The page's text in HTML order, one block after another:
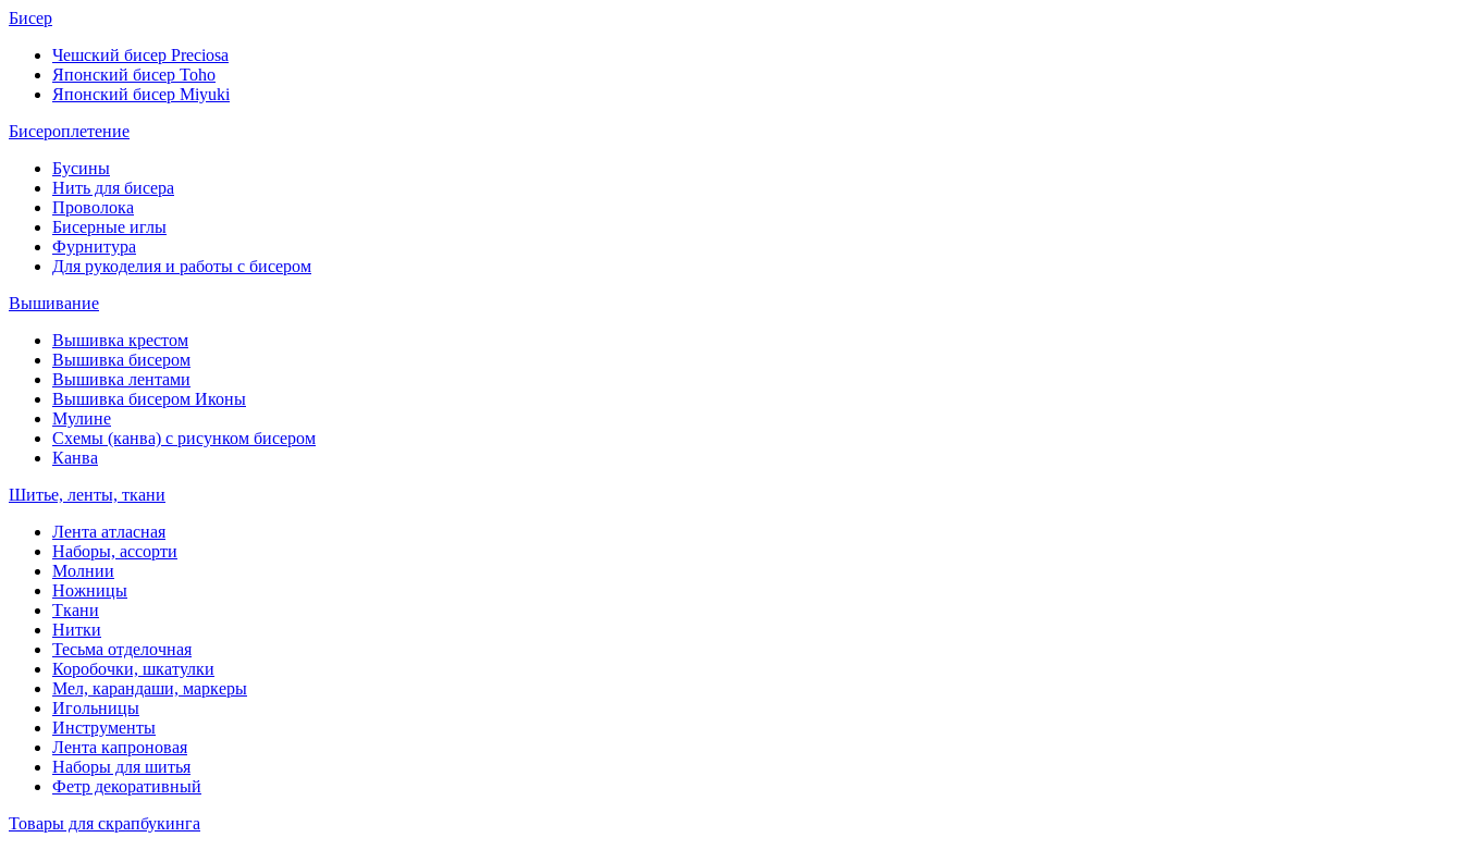
Бисер
Чешский бисер Preciosa
Японский бисер Toho
Японский бисер Miyuki
Бисероплетение
Бусины
Нить для бисера
Проволока
Бисерные иглы
Фурнитура
Для рукоделия и работы с бисером
Вышивание
Вышивка крестом
Вышивка бисером
Вышивка лентами
Вышивка бисером Иконы
Мулине
Схемы (канва) с рисунком бисером
Канва
Шитье, ленты, ткани
Лента атласная
Наборы, ассорти
Молнии
Ножницы
Ткани
Нитки
Тесьма отделочная
Коробочки, шкатулки
Мел, карандаши, маркеры
Игольницы
Инструменты
Лента капроновая
Наборы для шитья
Фетр декоративный
Товары для скрапбукинга